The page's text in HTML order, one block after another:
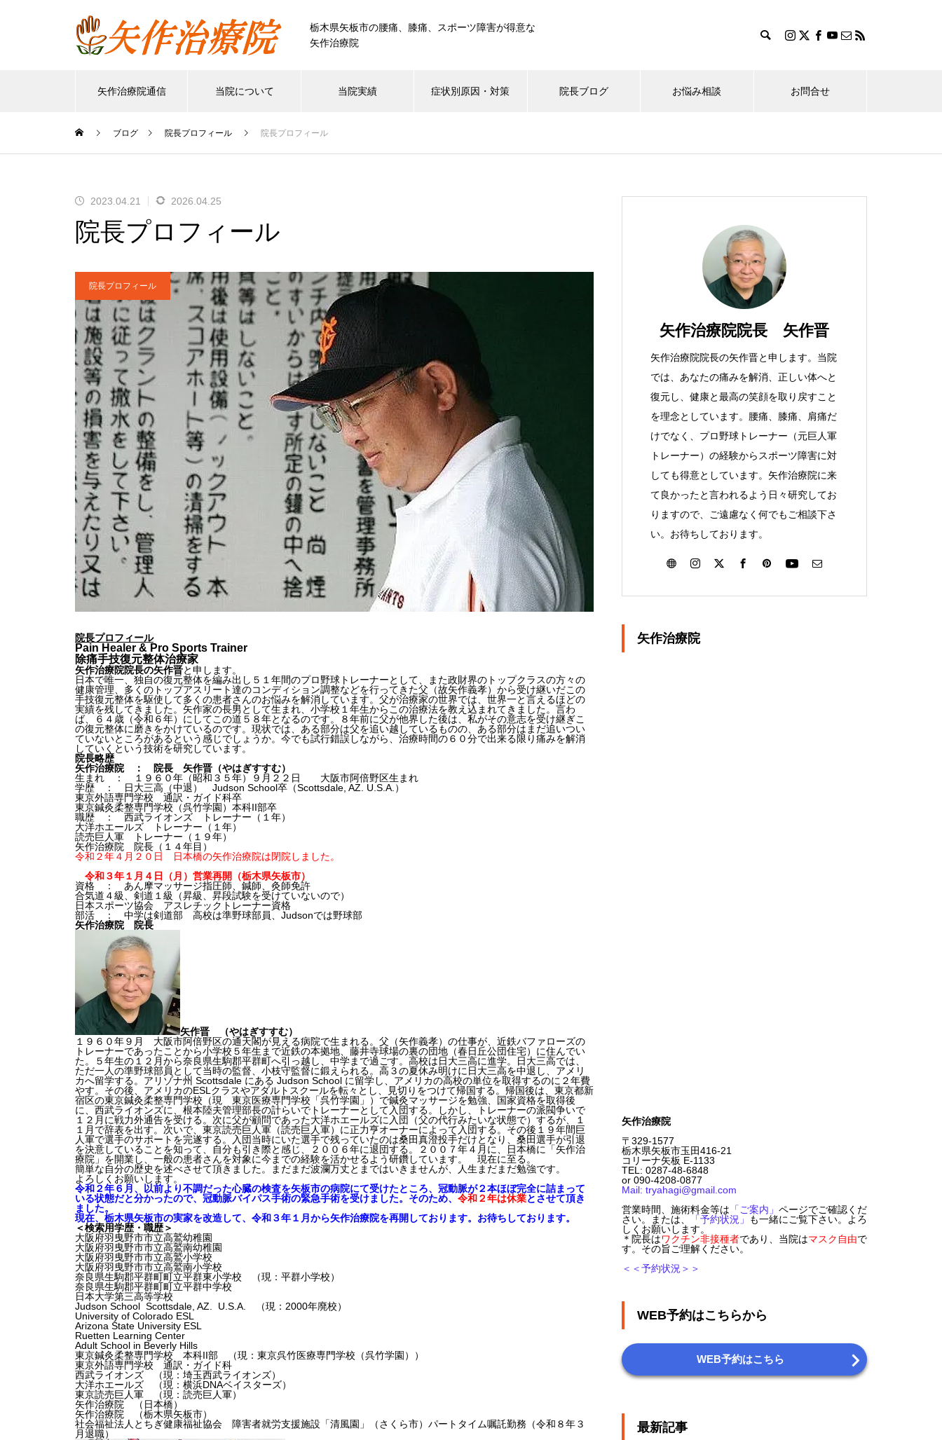
栃木県矢板市の腰痛、膝痛、スポーツ障害が得意な
矢作治療院
矢作治療院通信 当院について 当院実績 症状別原因・対策 院長ブログ お悩み相談 お問合せ
ブログ 院長プロフィール 院長プロフィール
2023.04.21 2026.04.25
院長プロフィール
院長プロフィール
院長プロフィール
Pain Healer & Pro Sports Trainer
除痛手技復元整体治療家
矢作治療院院長の矢作晋と申します。
日本で唯一、独自の復元整体を編み出し５１年間のプロ野球トレーナーとして、また政財界のトップクラスの方々の
健康管理、多くのトップアスリート達のコンディション調整などを行ってきた父（故矢作義孝）から受け継いだこの
手技復元整体を駆使して多くの患者さんのお悩みを解消しています。父が治療家の世界では、世界一と言えるほどの
実績を残してきました。矢作家の長男として生まれ、小学校１年生からこの治療法を教え込まれてきました。言わ
ば、６４歳（令和６年）にしてこの道５８年となるのです。８年前に父が他界した後は、私がその意志を受け継ぎこ
の復元整体に磨きをかけているのです。現状では、ある部分は父を追い越しているものの、ある部分はまだ追いつい
ていないところがあるという感じでしょうか。今でも試行錯誤しながら、治療時間の６０分で出来る限り痛みを解消
していくという技術を研究しています。
院長略歴
矢作治療院 ： 院長 矢作晋（やはぎすすむ）
生まれ ： １９６０年（昭和３５年）９月２２日 大阪市阿倍野区生まれ
学歴 ： 日大三高（中退） Judson School卒（Scottsdale, AZ. U.S.A.）
東京外語専門学校 通訳・ガイド科卒
東京鍼灸柔整専門学校（呉竹学園）本科II部卒
職歴 ： 西武ライオンズ トレーナー（１年）
大洋ホエールズ トレーナー（１年）
読売巨人軍 トレーナー（１９年）
矢作治療院 院長（１４年目）
令和２年４月２０日 日本橋の矢作治療院は閉院しました。
令和３年１月４日（月）営業再開（栃木県矢板市）
資格 ： あん摩マッサージ指圧師、鍼師、灸師免許
合気道４級、剣道１級（昇級、昇段試験を受けていないので）
日本スポーツ協会 アスレチックトレーナー資格
部活 ： 中学は剣道部 高校は準野球部員、Judsonでは野球部
矢作治療院 院長
矢作晋 （やはぎすすむ）
１９６０年９月 大阪市阿倍野区の通天閣が見える病院で生まれる。父（矢作義孝）の仕事が、近鉄バファローズの
トレーナーであったことから小学校５年生まで近鉄の本拠地、藤井寺球場の裏の団地（春日丘公団住宅）に住んでい
た。５年生の１２月から奈良県生駒郡平群町へ引っ越し、中学まで過ごす。高校は日大三高に進学。日大三高では、
ただ一人の準野球部員として当時の監督、小枝守監督に鍛えられる。高３の夏休み明けに日大三高を中退し、アメリ
カへ留学する。アリゾナ州 Scottsdale にある Judson School に留学し、アメリカの高校の単位を取得するのに２年費
やす。その後、アメリカのESLクラスやアダルトスクールを転々とし、見切りをつけて帰国する。帰国後は、東京都新
宿区の東京鍼灸柔整専門学校（現 東京医療専門学校「呉竹学園」）で鍼灸マッサージを勉強、国家資格を取得後
に、西武ライオンズに、根本陸夫管理部長の計らいでトレーナーとして入団する。しかし、トレーナーの派閥争いで
１２月に戦力外通告を受ける。次に父が顧問であった大洋ホエールズに入団（父の代行みたいな状態で）するが、１
１月で辞表を出す。次いで、東京読売巨人軍（読売巨人軍）に正力亨オーナーによって入団する。その後１９年間巨
人軍で選手のサポートを完遂する。入団当時にいた選手で残っていたのは桑田真澄投手だけとなり、桑田選手が引退
を決意していることを知って、自分も引き際と感じ、２００６年に退団する。２００７年４月に、日本橋に「矢作治
療院」を開業し、一般の患者さんを対象に今までの経験を活かせるよう研鑽しています。 現在に至る。
簡単な自分の歴史を述べさせて頂きました。まだまだ波瀾万丈とまではいきませんが、人生まだまだ勉強です。
よろしくお願いします。
令和２年６月、以前より不調だった心臓の検査を矢板市の病院にて受けたところ、冠動脈が２本ほぼ完全に詰まって
いる状態だと分かったので、冠動脈バイパス手術の緊急手術を受けました。そのため、 令和２年は休業とさせて頂き
ました。
現在、栃木県矢板市の実家を改造して、令和３年１月から矢作治療院を再開しております。お待ちしております。
＜検索用学歴・職歴＞
大阪府羽曳野市市立高鷲幼稚園
大阪府羽曳野市市立高鷲南幼稚園
大阪府羽曳野市市立高鷲小学校
大阪府羽曳野市市立高鷲南小学校
奈良県生駒郡平群町町立平群東小学校 （現：平群小学校）
奈良県生駒郡平群町町立平群中学校
日本大学第三高等学校
Judson School Scottsdale, AZ. U.S.A. （現：2000年廃校）
University of Colorado ESL
Arizona State University ESL
Ruetten Learning Center
Adult School in Beverly Hills
東京鍼灸柔整専門学校 本科II部 （現：東京呉竹医療専門学校（呉竹学園））
東京外語専門学校 通訳・ガイド科
西武ライオンズ （現：埼玉西武ライオンズ）
大洋ホエールズ （現：横浜DNAベイスターズ）
東京読売巨人軍 （現：読売巨人軍）
矢作治療院 （日本橋）
矢作治療院 （栃木県矢板市）
社会福祉法人とちぎ健康福祉協会 障害者就労支援施設「清風園」（さくら市）パートタイム嘱託勤務（令和８年３
月退職）
矢作治療院院長 矢作晋
矢作治療院院長の矢作晋と申します。当院
では、あなたの痛みを解消、正しい体へと
復元し、健康と最高の笑顔を取り戻すこと
を理念としています。腰痛、膝痛、肩痛だ
けでなく、プロ野球トレーナー（元巨人軍
トレーナー）の経験からスポーツ障害に対
しても得意としています。矢作治療院に来
て良かったと言われるよう日々研究してお
りますので、ご遠慮なく何でもご相談下さ
い。お待ちしております。
矢作治療院
矢作治療院
〒329-1577
栃木県矢板市玉田416-21
コリーナ矢板 E-1133
TEL: 0287-48-6848
or 090-4208-0877
Mail: tryahagi@gmail.com
営業時間、施術料金等は 「ご案内」 ページでご確認くだ
さい。または、
「予約状況」
も一緒にご覧下さい。よろ
しくお願いします。
＊院長はワクチン非接種者であり、当院はマスク自由で
す。その旨ご理解ください。
＜＜予約状況＞＞
WEB予約はこちらから
WEB予約はこちら
最新記事